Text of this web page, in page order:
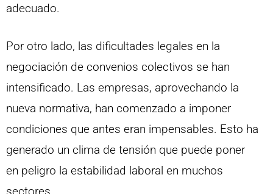
adecuado.
Por otro lado, las dificultades legales en la
negociación de convenios colectivos se han
intensificado. Las empresas, aprovechando la
nueva normativa, han comenzado a imponer
condiciones que antes eran impensables. Esto ha
generado un clima de tensión que puede poner
en peligro la estabilidad laboral en muchos